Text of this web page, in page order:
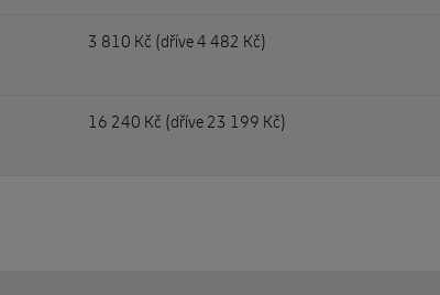
3 810 Kč (dříve 4 482 Kč)
16 240 Kč (dříve 23 199 Kč)